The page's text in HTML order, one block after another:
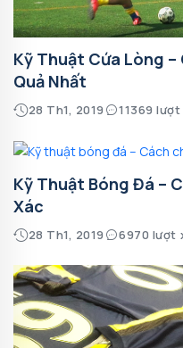
Kỹ Thuật Cứa Lòng
Quả Nhất
28 Th1, 2019 11369 lượt
Kỹ Thuật Bóng Đá –
Xác
28 Th1, 2019 6970 lượt